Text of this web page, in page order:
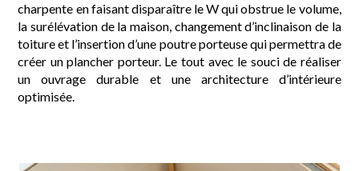
charpente en faisant disparaître le W qui obstrue le volume,
la surélévation de la maison, changement d’inclinaison de la
toiture et l’insertion d’une poutre porteuse qui permettra de
créer un plancher porteur. Le tout avec le souci de réaliser
un ouvrage durable et une architecture d’intérieure
optimisée.